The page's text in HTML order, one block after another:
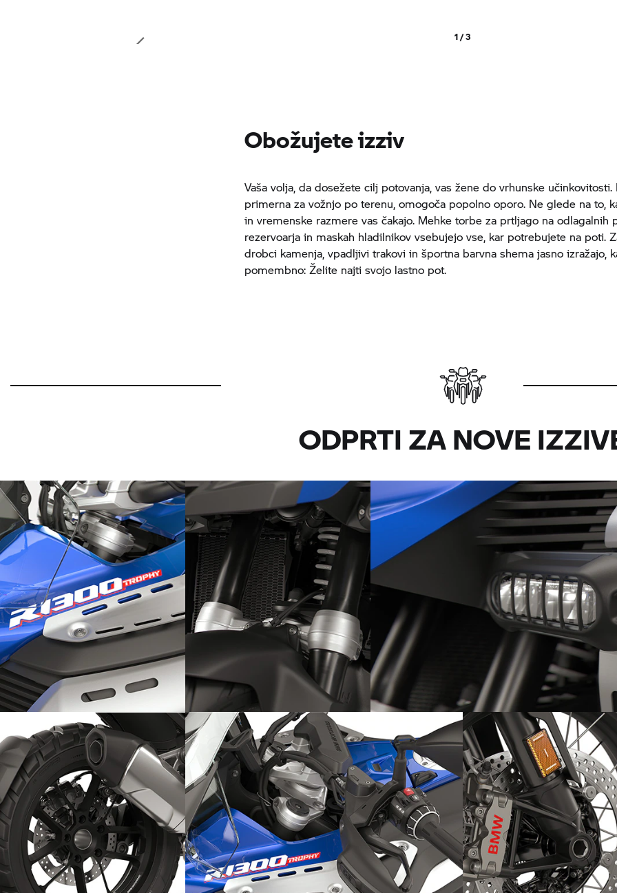
1 / 3
Obožujete izziv
Vaša volja, da dosežete cilj potovanja, vas žene do vrhunske
primerna za vožnjo po terenu, omogoča popolno oporo. Ne glede na to,
in vremenske razmere vas čakajo. Mehke torbe za prtljago na odlagalnih
rezervoarja in maskah hladilnikov vsebujejo vse, kar potrebujete na poti.
drobci kamenja, vpadljivi trakovi in športna barvna shema jasno izražajo,
pomembno: Želite najti svojo lastno pot.
ODPRTI ZA NOVE
Preprosto in športno Zaščita na terenu Robustna izdelava